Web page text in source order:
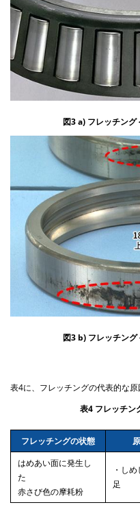
図3 a) フレッチング
図3 b) フレッチン
表4に、フレッチングの代表的な原
表4 フレッチン
フレッチングの状態
はめあい面に発生し
た
赤さび色の摩耗粉
・し
足